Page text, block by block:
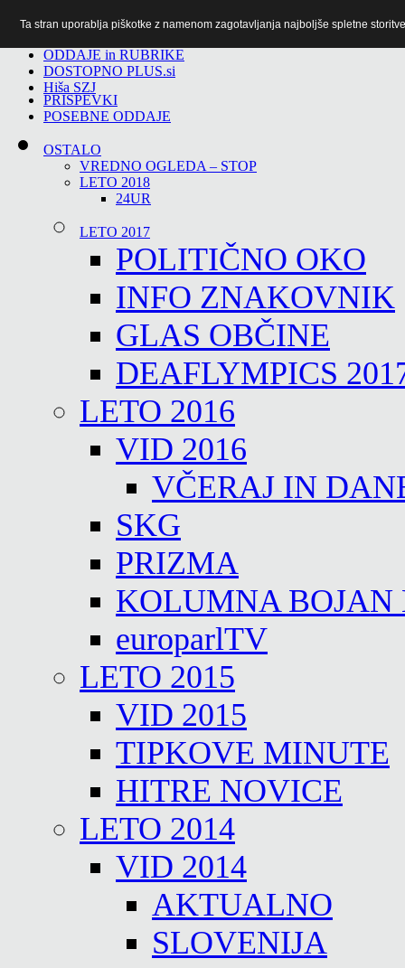
ODDAJE in RUBRIKE
DOSTOPNO PLUS.si
Hiša SZJ
PRISPEVKI
POSEBNE ODDAJE
OSTALO
VREDNO OGLEDA – STOP
LETO 2018
24UR
LETO 2017
POLITIČNO OKO
INFO ZNAKOVNIK
GLAS OBČINE
DEAFLYMPICS
LETO 2016
VID 2016
VČERAJ IN
SKG
PRIZMA
KOLUMNA BOJAN
europarlTV
LETO 2015
VID 2015
TIPKOVE MINUTE
HITRE NOVICE
LETO 2014
VID 2014
AKTUALNO
SLOVENIJA
Ta stran uporablja piškotke z namenom zagotavljanja najboljše spletne